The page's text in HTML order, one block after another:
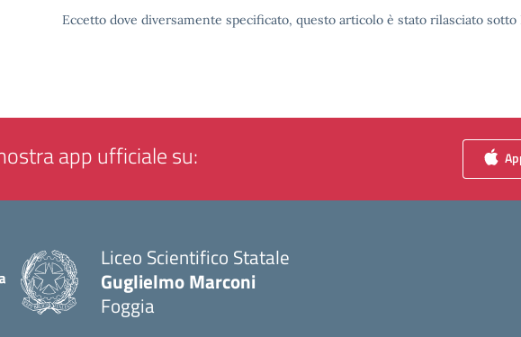
Eccetto dove diversamente specificato, questo articolo è stato rilasciato
app ufficiale su:
Liceo Scientifico Statale
Guglielmo Marconi
Foggia